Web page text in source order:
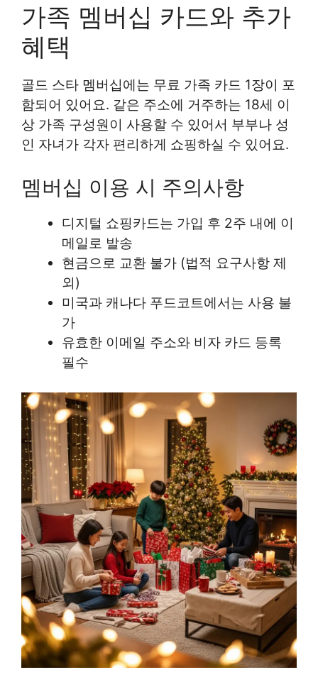
가족 멤버십 카드와 추가
혜택
골드 스타 멤버십에는 무료 가족 카드 1장이 포
함되어 있어요. 같은 주소에 거주하는 18세 이
상 가족 구성원이 사용할 수 있어서 부부나 성
인 자녀가 각자 편리하게 쇼핑하실 수 있어요.
멤버십 이용 시 주의사항
디지털 쇼핑카드는 가입 후 2주 내에 이
메일로 발송
현금으로 교환 불가 (법적 요구사항 제
외)
미국과 캐나다 푸드코트에서는 사용 불
가
유효한 이메일 주소와 비자 카드 등록
필수